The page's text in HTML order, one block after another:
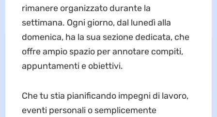
rimanere organizzato durante la
settimana. Ogni giorno, dal lunedì alla
domenica, ha la sua sezione dedicata, che
offre ampio spazio per annotare compiti,
appuntamenti e obiettivi.
Che tu stia pianificando impegni di lavoro,
eventi personali o semplicemente